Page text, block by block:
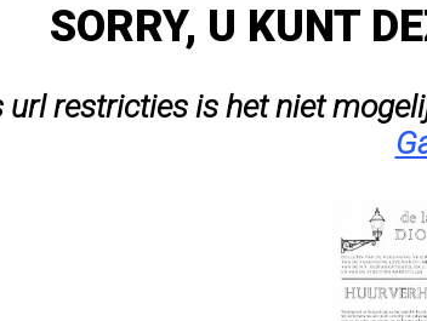
SORRY, U KUNT
url restricties is het niet